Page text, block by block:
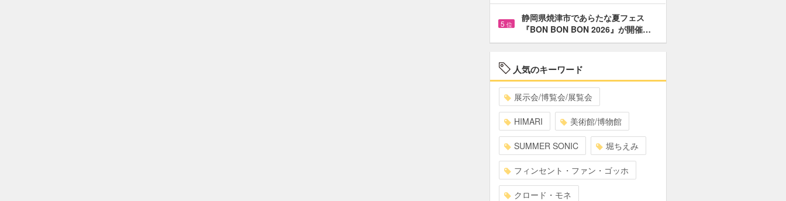
5 位
静岡県焼津市であらたな夏フェス
『BON BON BON 2026』が開催…
人気のキーワード
展示会/博覧会/展覧会
HIMARI 美術館/博物館
SUMMER SONIC 堀ちえみ
フィンセント・ファン・ゴッホ
クロード・モネ